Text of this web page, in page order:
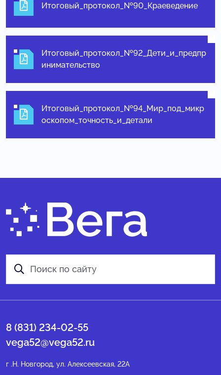
Итоговый_протокол_№90_Краеведение
Итоговый_протокол_№92_Дети_и_предпр
инимательство
Итоговый_протокол_№94_Мир_под_микр
оскопом_точность_и_детали
8 (831) 234-02-55
vega52@vega52.ru
г .Н. Новгород, ул. Алексеевская, 22А